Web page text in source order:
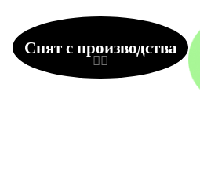
Снят с производства